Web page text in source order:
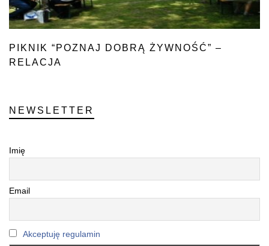
PIKNIK “POZNAJ DOBRĄ ŻYWNOŚĆ” –
RELACJA
NEWSLETTER
Imię
Email
Akceptuję regulamin